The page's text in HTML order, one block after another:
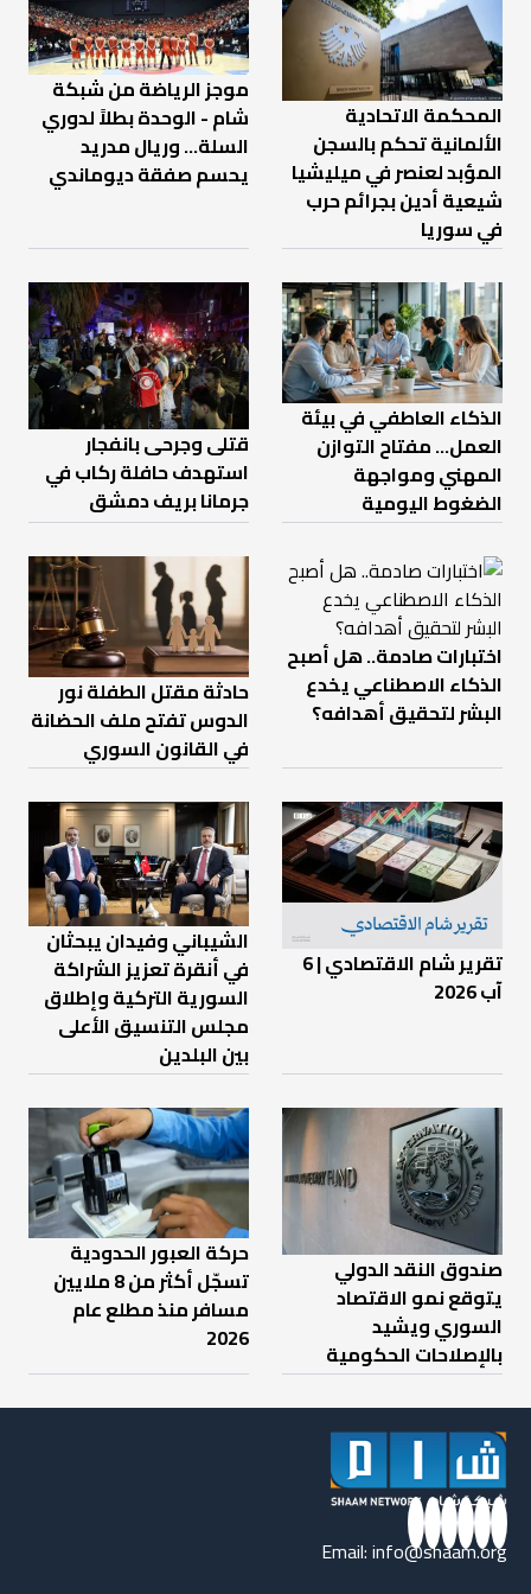
المحكمة الاتحادية
الألمانية تحكم بالسجن
المؤبد لعنصر في ميليشيا
شيعية أدين بجرائم حرب
في سوريا
موجز الرياضة من شبكة
شام - الوحدة بطلاً لدوري
السلة... وريال مدريد
يحسم صفقة ديوماندي
الذكاء العاطفي في بيئة
العمل… مفتاح التوازن
المهني ومواجهة
الضغوط اليومية
قتلى وجرحى بانفجار
استهدف حافلة ركاب في
جرمانا بريف دمشق
اختبارات صادمة.. هل أصبح
الذكاء الاصطناعي يخدع
البشر لتحقيق أهدافه؟
حادثة مقتل الطفلة نور
الدوس تفتح ملف الحضانة
في القانون السوري
تقرير شام الاقتصادي | 6
آب 2026
الشيباني وفيدان يبحثان
في أنقرة تعزيز الشراكة
السورية التركية وإطلاق
مجلس التنسيق الأعلى
بين البلدين
صندوق النقد الدولي
يتوقع نمو الاقتصاد
السوري ويشيد
بالإصلاحات الحكومية
حركة العبور الحدودية
تسجّل أكثر من 8 ملايين
مسافر منذ مطلع عام
2026
Email:info@shaam.org